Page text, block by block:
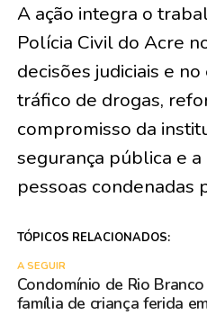
A ação integra o
Polícia Civil do Acre
decisões judiciais e
tráfico de drogas,
compromisso da
segurança pública e
pessoas condenadas
TÓPICOS RELACIONADOS:
A SEGUIR
Condomínio de Rio
família de criança ferida